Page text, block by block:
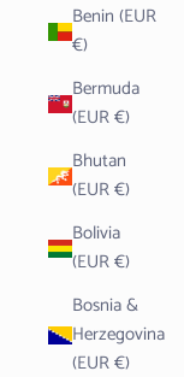
Benin (EUR
€)
Bermuda
(EUR €)
Bhutan
(EUR €)
Bolivia
(EUR €)
Bosnia &
Herzegovina
(EUR €)